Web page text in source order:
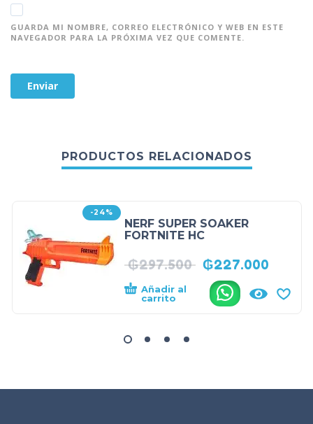
GUARDA MI NOMBRE, CORREO ELECTRÓNICO Y WEB EN ESTE
NAVEGADOR PARA LA PRÓXIMA VEZ QUE COMENTE.
PRODUCTOS RELACIONADOS
-24%
NERF SUPER SOAKER
FORTNITE HC
₲297.500 ₲227.000
Añadir al
carrito
.